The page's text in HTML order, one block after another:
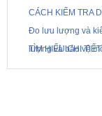
CÁCH KIỂM TRA
Đo lưu lượng và
lượng và bảo vệ
TÌM HIỂU CHI